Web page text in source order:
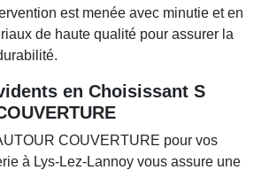
est menée avec minutie et en
de haute qualité pour assurer la
en Choisissant S
COUVERTURE pour vos
à Lys-Lez-Lannoy vous assure une